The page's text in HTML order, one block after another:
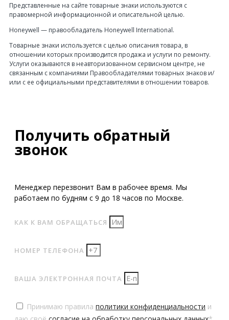
Представленные на сайте товарные знаки используются с
правомерной информационной и описательной целью.
Honeywell — правообладатель Honeywell International.
Товарные знаки используется с целью описания товара, в
отношении которых производится продажа и услуги по ремонту.
Услуги оказываются в неавторизованном сервисном центре, не
связанным с компаниями Правообладателями товарных знаков и/
или с ее официальными представителями в отношении товаров.
Получить обратный
звонок
Менеджер перезвонит Вам в рабочее время. Мы
работаем по будням с 9 до 18 часов по Москве.
КАК К ВАМ ОБРАЩАТЬСЯ
НОМЕР ТЕЛЕФОНА
ВАША ЭЛЕКТРОННАЯ ПОЧТА
Принимаю правила политики конфиденциальности и